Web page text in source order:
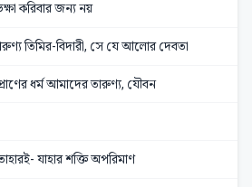
করিবার জন্য নয়
তিমির-বিদারী, সে যে আলোর দেবতা
ধর্ম আমাদের তারুণ্য, যৌবন
যাহার শক্তি অপরিমাণ